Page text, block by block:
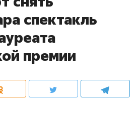
спектакль
премии